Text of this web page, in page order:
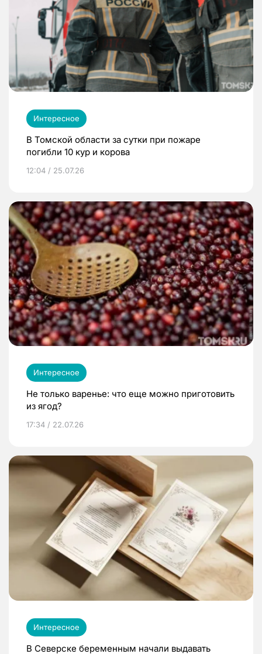
Интересное
В Томской области за сутки при пожаре
погибли 10 кур и корова
12:04 / 25.07.26
Интересное
Не только варенье: что еще можно приготовить
из ягод?
17:34 / 22.07.26
Интересное
В Северске беременным начали выдавать